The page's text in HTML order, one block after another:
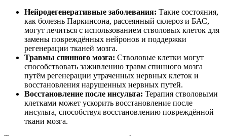
Нейродегенеративные заболевания: Такие состояния,
как болезнь Паркинсона, рассеянный склероз и БАС,
могут лечиться с использованием стволовых клеток для
замены повреждённых нейронов и поддержки
регенерации тканей мозга.
Травмы спинного мозга: Стволовые клетки могут
способствовать заживлению травм спинного мозга
путём регенерации утраченных нервных клеток и
восстановления нарушенных нервных путей.
Восстановление после инсульта: Терапия стволовыми
клетками может ускорить восстановление после
инсульта, способствуя восстановлению повреждённой
ткани мозга.